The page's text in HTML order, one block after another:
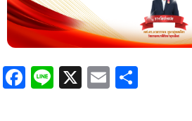
Facebook
Line
X Email